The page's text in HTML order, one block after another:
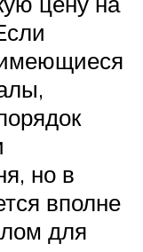
но в
вполне
для